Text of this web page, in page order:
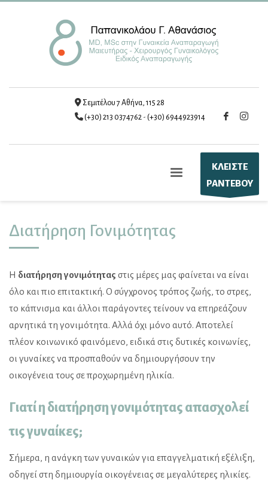
Σεμιτέλου 7 Αθήνα, 115 28
(+30) 213 0374762 - (+30) 6944923914
ΚΛΕΙΣΤΕ
ΡΑΝΤΕΒΟΥ
Διατήρηση Γονιμότητας
Η διατήρηση γονιμότητας στις μέρες μας φαίνεται να είναι
όλο και πιο επιτακτική. Ο σύγχρονος τρόπος ζωής, το στρες,
το κάπνισμα και άλλοι παράγοντες τείνουν να επηρεάζουν
αρνητικά τη γονιμότητα. Αλλά όχι μόνο αυτό. Αποτελεί
πλέον κοινωνικό φαινόμενο, ειδικά στις δυτικές κοινωνίες,
οι γυναίκες να προσπαθούν να δημιουργήσουν την
οικογένεια τους σε προχωρημένη ηλικία.
Γιατί η διατήρηση γονιμότητας απασχολεί
τις γυναίκες;
Σήμερα, η ανάγκη των γυναικών για επαγγελματική εξέλιξη,
οδηγεί στη δημιουργία οικογένειας σε μεγαλύτερες ηλικίες.